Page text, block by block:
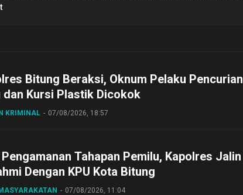
Bitung Beraksi, Oknum Pelaku Pencurian
dan Kursi Plastik Dicokok
KRIMINAL 07/08/2026, 18:57
Tahapan Pemilu, Kapolres Jalin
Dengan KPU Kota Bitung
07/08/2026, 11:04